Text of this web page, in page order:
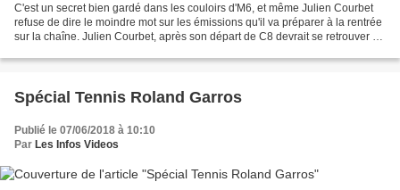
C'est un secret bien gardé dans les couloirs d'M6, et même Julien Courbet
refuse de dire le moindre mot sur les émissions qu'il va préparer à la rentrée
sur la chaîne. Julien Courbet, après son départ de C8 devrait se retrouver à
Spécial Tennis Roland Garros
Publié le 07/06/2018 à 10:10
Par Les Infos Videos